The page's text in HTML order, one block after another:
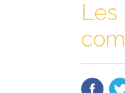
Les